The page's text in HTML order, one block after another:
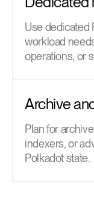
Use dedicated
workload
operations, or
Archive
Plan for
indexers, or
Polkadot state.